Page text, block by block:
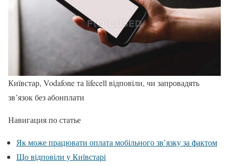
Київстар, Vodafone та lifecell відповіли, чи запровадять
зв’язок без абонплати
Навигация по статье
Як може працювати оплата мобільного зв’язку за фактом
Що відповіли у Київстарі